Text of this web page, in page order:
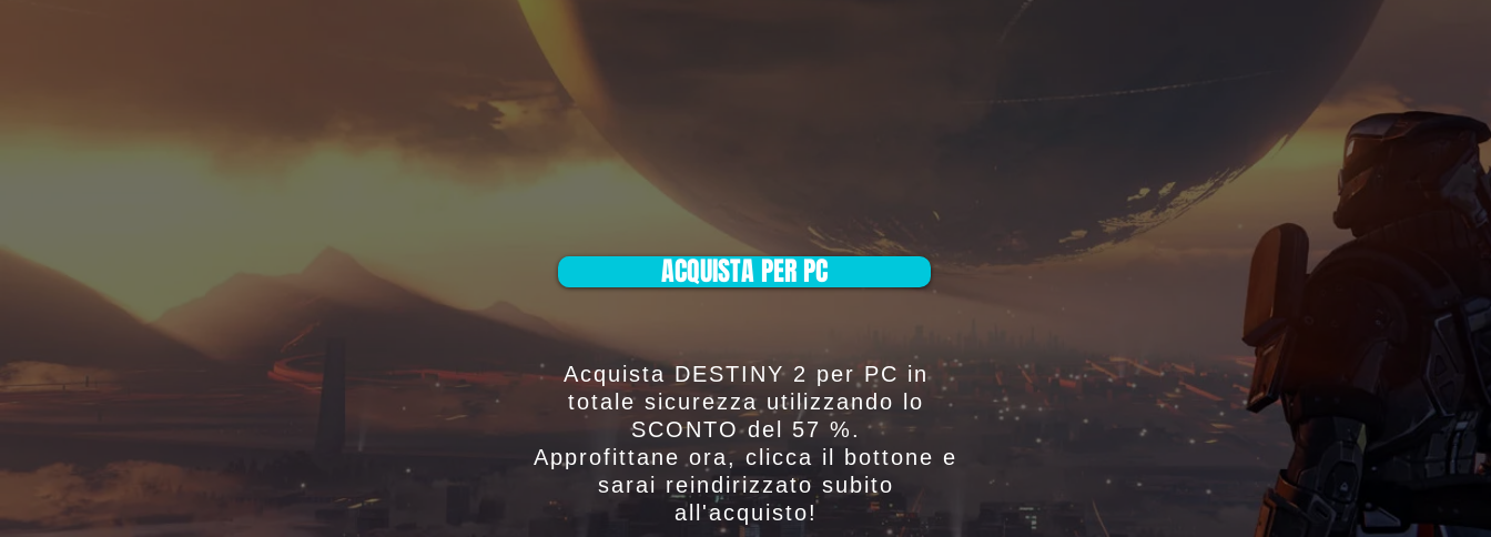
ACQUISTA PER PC
Acquista DESTINY 2 per PC in
totale sicurezza utilizzando lo
SCONTO del 57 %.
Approfittane ora, clicca il bottone e
sarai reindirizzato subito
all'acquisto!